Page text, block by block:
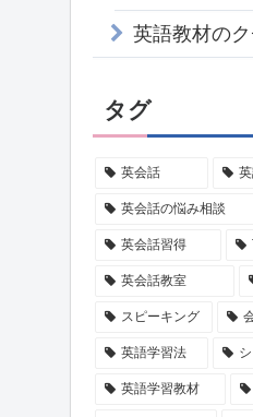
英語教材の
タグ
英会話
英会話の悩み相談
英会話習得
英会話教室
スピーキング
英語学習法
英語学習教材